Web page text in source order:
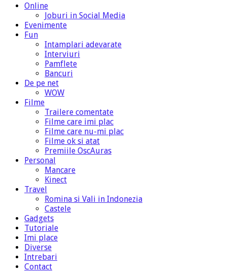
Online
Joburi in Social Media
Evenimente
Fun
Intamplari adevarate
Interviuri
Pamflete
Bancuri
De pe net
WOW
Filme
Trailere comentate
Filme care imi plac
Filme care nu-mi plac
Filme ok si atat
Premiile OscAuras
Personal
Mancare
Kinect
Travel
Romina si Vali in Indonezia
Castele
Gadgets
Tutoriale
Imi place
Diverse
Intrebari
Contact